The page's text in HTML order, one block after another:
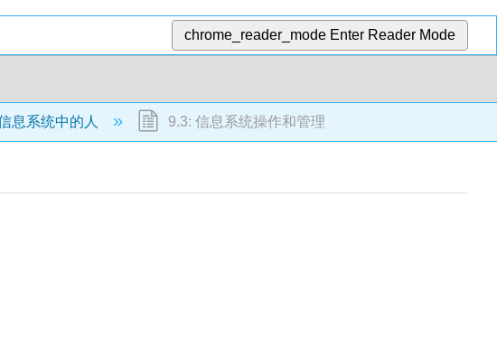
chrome_reader_mode Enter Reader Mode
息系统中的人 9.3: 信息系统操作和管理